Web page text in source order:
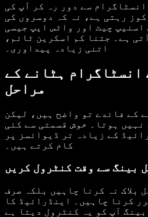
سے دور رہ کر آپ کی
رہتی ہے، نہ کہ دوسروں کی
اسنیپ چیٹ اور واٹس ایپ جیسی
ہے۔ جتنا کم اسکرین ٹائم،
اتنی زیادہ پیداوری۔
انسٹاگرام ہٹانے کے
مراحل
کے فائدے تو واضح ہیں، لیکن
نہیں ہوتا۔ خوش قسمتی سے کئی
کے زیادہ تر ڈیوائسز پر
کام کرتے ہیں۔
بینگ سے وقت کنٹرول کریں
بلاک نہ کرنا چاہیں بلکہ صرف
کرنا چاہیں۔ اینڈرائیڈ کا